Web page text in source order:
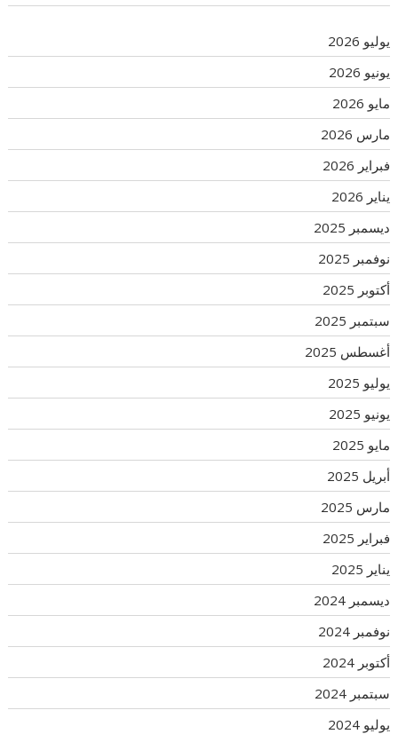
يوليو 2026
يونيو 2026
مايو 2026
مارس 2026
فبراير 2026
يناير 2026
ديسمبر 2025
نوفمبر 2025
أكتوبر 2025
سبتمبر 2025
أغسطس 2025
يوليو 2025
يونيو 2025
مايو 2025
أبريل 2025
مارس 2025
فبراير 2025
يناير 2025
ديسمبر 2024
نوفمبر 2024
أكتوبر 2024
سبتمبر 2024
يوليو 2024